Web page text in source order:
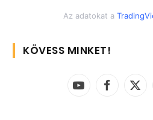
Az adatokat a
KÖVESS MINKET!
YouTubeFacebook
X